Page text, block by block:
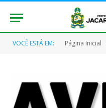
VOCÊ ESTÁ EM: Página Inicial